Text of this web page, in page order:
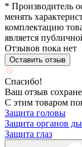
* Производитель
менять
комплектацию
является
Отзывов пока нет
Оставить отзыв
Спасибо!
Ваш отзыв
С этим товаром
Защита головы
Защита органов
Защита глаз